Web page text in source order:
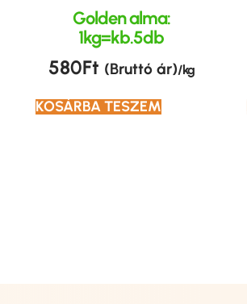
Golden alma:
1kg=kb.5db
580Ft (Bruttó ár)/ kg
KOSÁRBA TESZEM